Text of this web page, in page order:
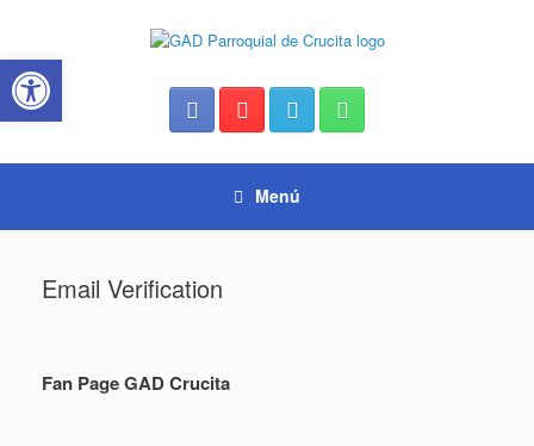
contenido
Menú
Email Verification
Fan Page GAD Crucita
Abrir barra de herramientas